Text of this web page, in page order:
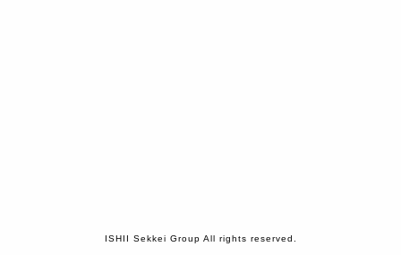
ISHII Sekkei Group All rights reserved.